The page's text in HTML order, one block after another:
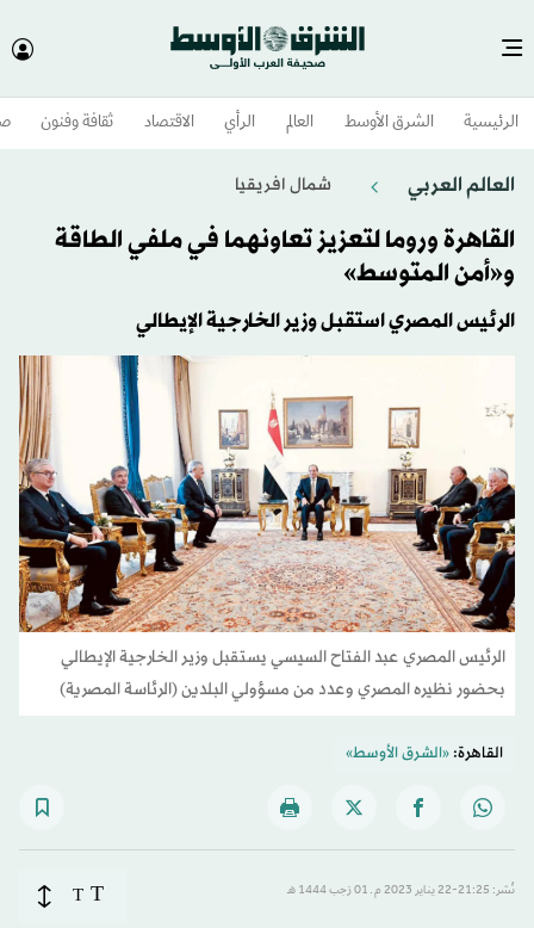
الرئيسية الشرق الأوسط​ العالم الرأي الاقتصاد ثقافة وفنون
العالم العربي شمال افريقيا
القاهرة وروما لتعزيز تعاونهما في ملفي الطاقة
و«أمن المتوسط»
الرئيس المصري استقبل وزير الخارجية الإيطالي
الرئيس المصري عبد الفتاح السيسي يستقبل وزير الخارجية الإيطالي
بحضور نظيره المصري وعدد من مسؤولي البلدين (الرئاسة المصرية)
القاهرة:«الشرق الأوسط»
نُشر: 21:25-22 يناير 2023 م ـ 01 رَجب 1444 هـ T
T